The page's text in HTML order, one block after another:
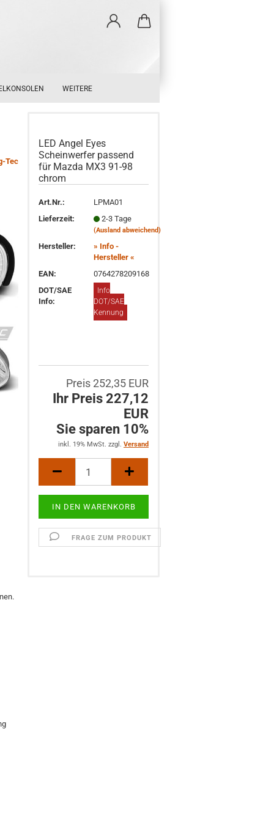
WEITERE
Tec
LED Angel Eyes
Scheinwerfer passend
für Mazda MX3 91-98
chrom
Art.Nr.:
LPMA01
Lieferzeit:
2-3 Tage
(Ausland abweichend)
Hersteller:
» Info -
Hersteller «
EAN:
0764278209168
DOT/SAE
Info:
Info
DOT/SAE
Kennung
Preis 252,35 EUR
Ihr Preis 227,12
EUR
Sie sparen 10%
inkl. 19% MwSt. zzgl. Versand
FRAGE ZUM PRODUKT